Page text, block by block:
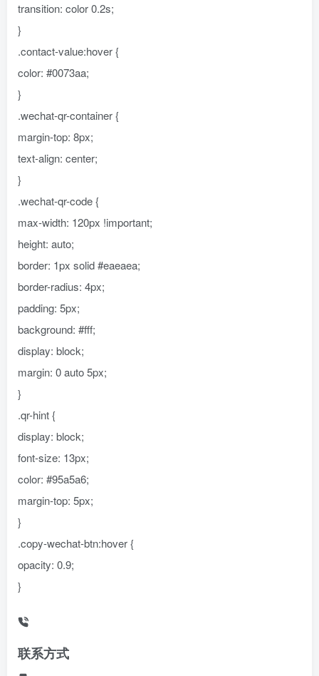
transition: color 0.2s;
}
.contact-value:hover {
color: #0073aa;
}
.wechat-qr-container {
margin-top: 8px;
text-align: center;
}
.wechat-qr-code {
max-width: 120px !important;
height: auto;
border: 1px solid #eaeaea;
border-radius: 4px;
padding: 5px;
background: #fff;
display: block;
margin: 0 auto 5px;
}
.qr-hint {
display: block;
font-size: 13px;
color: #95a5a6;
margin-top: 5px;
}
.copy-wechat-btn:hover {
opacity: 0.9;
}
联系方式